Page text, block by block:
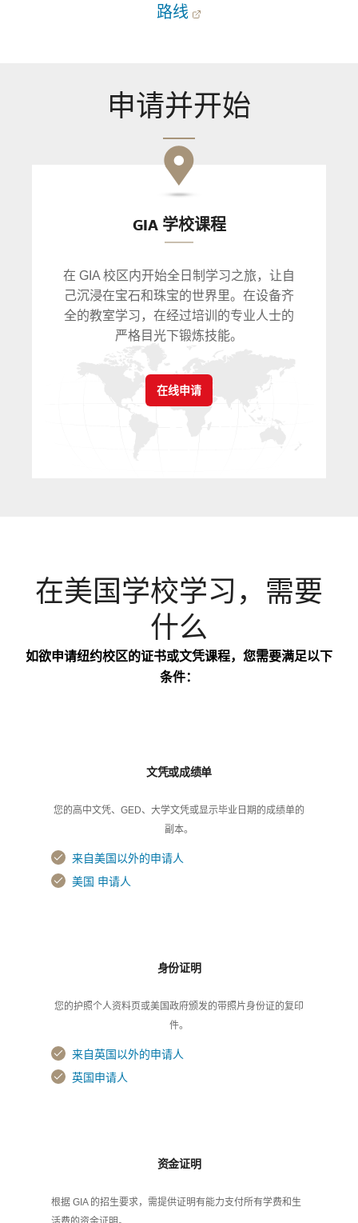
路线
申请并开始
GIA 学校课程
在 GIA 校区内开始全日制学习之旅，让自
己沉浸在宝石和珠宝的世界里。在设备齐
全的教室学习，在经过培训的专业人士的
严格目光下锻炼技能。
在线申请
在美国学校学习，需要
什么
如欲申请纽约校区的证书或文凭课程，您需要满足以下
条件：
文凭或成绩单
您的高中文凭、GED、大学文凭或显示毕业日期的成绩单的
副本。
来自美国以外的申请人
美国 申请人
身份证明
您的护照个人资料页或美国政府颁发的带照片身份证的复印
件。
来自英国以外的申请人
英国申请人
资金证明
根据 GIA 的招生要求，需提供证明有能力支付所有学费和生